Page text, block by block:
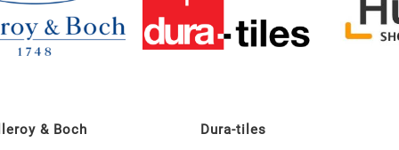
& Boch Dura-tiles